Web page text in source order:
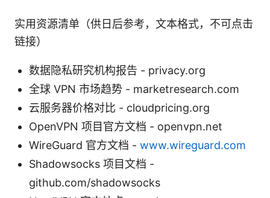
实用资源清单（供日后参考，文本格式，不可点击
链接）
数据隐私研究机构报告 - privacy.org
全球 VPN 市场趋势 - marketresearch.com
云服务器价格对比 - cloudpricing.org
OpenVPN 项目官方文档 - openvpn.net
WireGuard 官方文档 - www.wireguard.com
Shadowsocks 项目文档 -
github.com/shadowsocks